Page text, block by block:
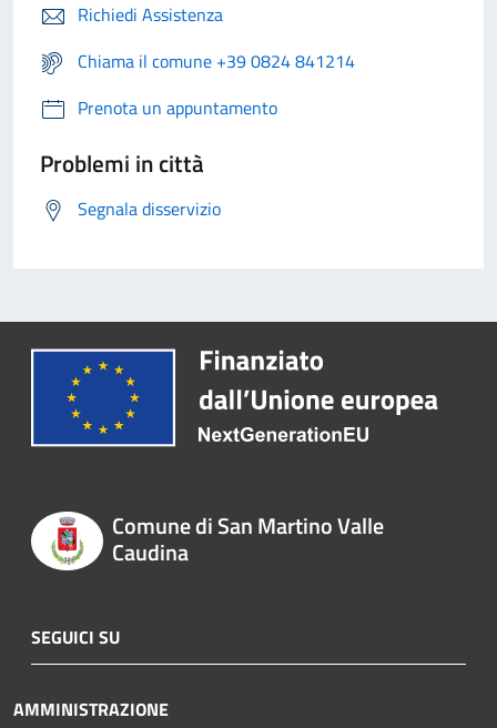
Richiedi Assistenza
Chiama il comune +39 0824 841214
Prenota un appuntamento
Problemi in città
Segnala disservizio
Comune di San Martino Valle
Caudina
SEGUICI SU
AMMINISTRAZIONE